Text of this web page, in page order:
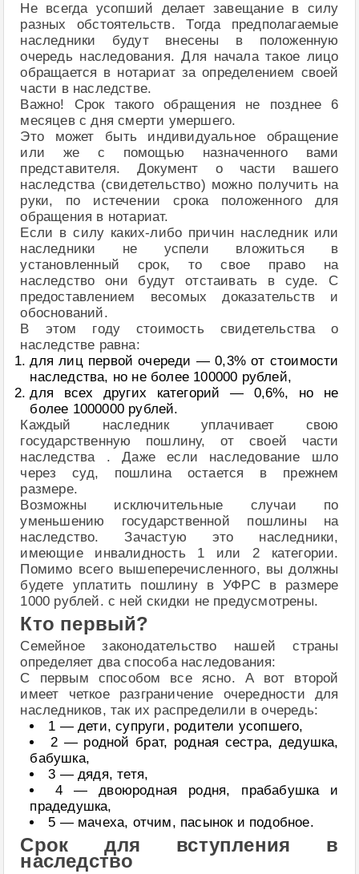
Не всегда усопший делает завещание в силу
разных обстоятельств. Тогда предполагаемые
наследники будут внесены в положенную
очередь наследования. Для начала такое лицо
обращается в нотариат за определением своей
части в наследстве.
Важно! Срок такого обращения не позднее 6
месяцев с дня смерти умершего.
Это может быть индивидуальное обращение
или же с помощью назначенного вами
представителя. Документ о части вашего
наследства (свидетельство) можно получить на
руки, по истечении срока положенного для
обращения в нотариат.
Если в силу каких-либо причин наследник или
наследники не успели вложиться в
установленный срок, то свое право на
наследство они будут отстаивать в суде. С
предоставлением весомых доказательств и
обоснований.
В этом году стоимость свидетельства о
наследстве равна:
для лиц первой очереди — 0,3% от стоимости
наследства, но не более 100000 рублей,
для всех других категорий — 0,6%, но не
более 1000000 рублей.
Каждый наследник уплачивает свою
государственную пошлину, от своей части
наследства . Даже если наследование шло
через суд, пошлина остается в прежнем
размере.
Возможны исключительные случаи по
уменьшению государственной пошлины на
наследство. Зачастую это наследники,
имеющие инвалидность 1 или 2 категории.
Помимо всего вышеперечисленного, вы должны
будете уплатить пошлину в УФРС в размере
1000 рублей. с ней скидки не предусмотрены.
Кто первый?
Семейное законодательство нашей страны
определяет два способа наследования:
С первым способом все ясно. А вот второй
имеет четкое разграничение очередности для
наследников, так их распределили в очередь:
1 — дети, супруги, родители усопшего,
2 — родной брат, родная сестра, дедушка,
бабушка,
3 — дядя, тетя,
4 — двоюродная родня, прабабушка и
прадедушка,
5 — мачеха, отчим, пасынок и подобное.
Срок для вступления в
наследство